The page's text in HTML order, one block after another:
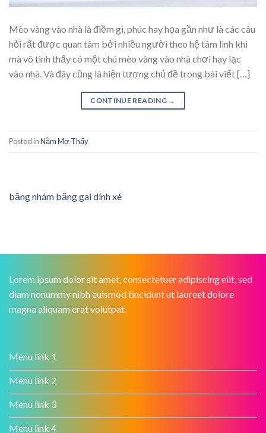
Mèo vàng vào nhà là điềm gì, phúc hay họa gần như là các câu
hỏi rất được quan tâm bởi nhiều người theo hệ tâm linh khi
mà vô tình thấy có một chú mèo vàng vào nhà chơi hay lạc
vào nhà. Và đây cũng là hiện tượng chủ đề trong bài viết […]
CONTINUE READING →
Posted inNằm Mơ Thấy
băng nhám băng gai dính xé
Lorem ipsum dolor sit amet, consectetuer adipiscing elit, sed
diam nonummy nibh euismod tincidunt ut laoreet dolore
magna aliquam erat volutpat.
Menu link 1
Menu link 2
Menu link 3
Menu link 4